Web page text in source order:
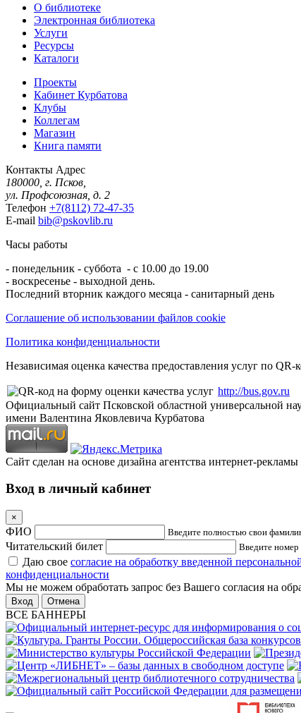
О библиотеке
Электронная библиотека
Услуги
Ресурсы
Каталоги
Проекты
Кабинет Курбатова
Клубы
Коллегам
Магазин
Книга памяти
Контакты Адрес
180000, г. Псков,
ул. Профсоюзная, д. 2
Телефон +7(8112) 72-47-35
E-mail bib@pskovlib.ru
Часы работы
- понедельник - суббота - с 10.00 до 19.00
- воскресенье - выходной день.
Последний вторник каждого месяца - санитарный день
Соглашение об использовании файлов cookie
Политика конфиденциальности
Независимая оценка качества предоставления услуг по
http://bus.gov.ru
Официальный сайт Псковской областной универсальной
имени Валентина Яковлевича Курбатова
Сайт сделан на основе дизайна агентства интернет-рекламы
Вход в личный кабинет
×
ФИО Введите полностью свои
Читательский билет Введите номер
Даю свое согласие на обработку введенной
конфиденциальности
Мы не можем обработать запрос без Вашего согласия на
Отмена
ВСЕ БАННЕРЫ